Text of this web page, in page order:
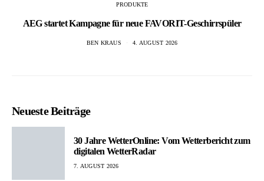
PRODUKTE
AEG startet Kampagne für neue FAVORIT-Geschirrspüler
BEN KRAUS 4. AUGUST 2026
Neueste Beiträge
30 Jahre WetterOnline: Vom Wetterbericht zum
digitalen WetterRadar
7. AUGUST 2026